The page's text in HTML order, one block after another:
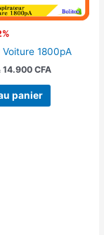
1800pA
14.900 CFA
panier